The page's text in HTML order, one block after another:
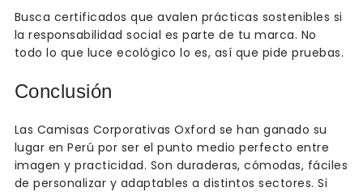
Busca certificados que avalen prácticas sostenibles si
la responsabilidad social es parte de tu marca. No
todo lo que luce ecológico lo es, así que pide pruebas.
Conclusión
Las Camisas Corporativas Oxford se han ganado su
lugar en Perú por ser el punto medio perfecto entre
imagen y practicidad. Son duraderas, cómodas, fáciles
de personalizar y adaptables a distintos sectores. Si